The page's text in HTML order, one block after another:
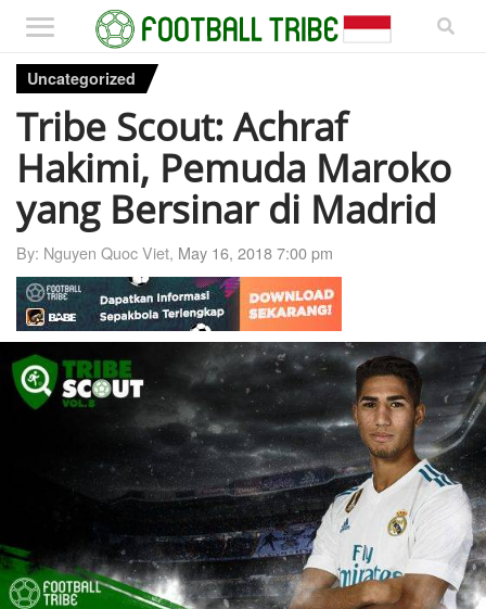
Uncategorized
Tribe Scout: Achraf
Hakimi, Pemuda Maroko
yang Bersinar di Madrid
By: Nguyen Quoc Viet, May 16, 2018 7:00 pm